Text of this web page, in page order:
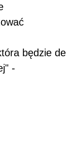
będzie de
-